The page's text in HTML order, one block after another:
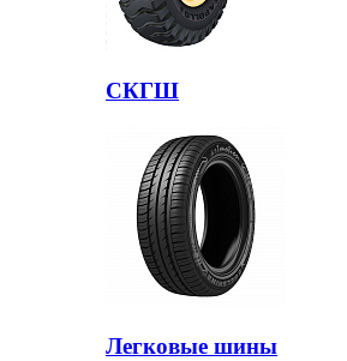
СКГШ
Легковые шины